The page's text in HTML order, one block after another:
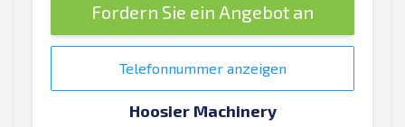
Fordern Sie ein Angebot an
Telefonnummer anzeigen
Hoosier Machinery